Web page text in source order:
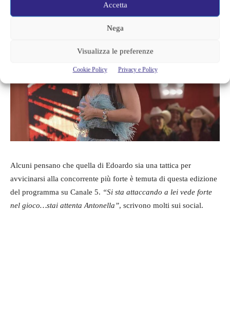
Accetta
Nega
Visualizza le preferenze
Cookie Policy Privacy e Policy
Alcuni pensano che quella di Edoardo sia una tattica per
avvicinarsi alla concorrente più forte è temuta di questa edizione
del programma su Canale 5. “Si sta attaccando a lei vede forte
nel gioco…stai attenta Antonella”, scrivono molti sui social.